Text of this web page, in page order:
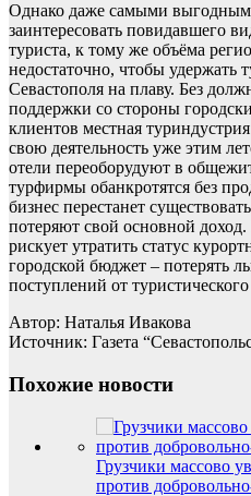
Однако даже самыми
заинтересовать повидавшего
туриста, к тому же объёма
недостаточно, чтобы удержать
Севастополя на плаву. Без
поддержки со стороны
клиентов местная
свою деятельность уже этим
отели переоборудуют в
турфирмы обанкротятся без
бизнес перестанет
потеряют свой основной доход.
рискует утратить статус
городской бюджет – потерять
поступлений от туристического
Автор: Наталья Ивакова
Источник: Газета
Похожие новости
Грузчики массово
против